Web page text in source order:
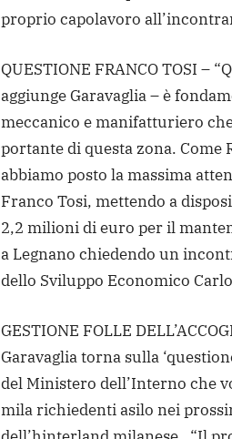
proprio capolavoro
QUESTIONE FRANCO TOSI –
aggiunge Garavaglia – è
meccanico e manifatturiero che
portante di questa zona. Come
abbiamo posto la massima
Franco Tosi, mettendo a
2,2 milioni di euro per il
a Legnano chiedendo un
dello Sviluppo Economico Carlo
GESTIONE FOLLE
Garavaglia torna sulla
del Ministero dell’Interno che
mila richiedenti asilo nei